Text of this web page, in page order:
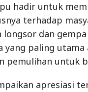
hadir untuk
terhadap
dan
yang paling
pemulihan untuk
apresiasi